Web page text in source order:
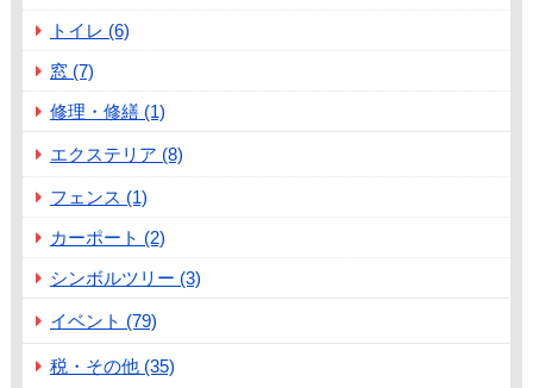
トイレ (6)
窓 (7)
修理・修繕 (1)
エクステリア (8)
フェンス (1)
カーポート (2)
シンボルツリー (3)
イベント (79)
税・その他 (35)